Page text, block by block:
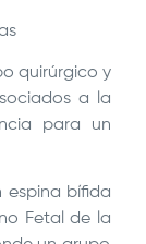
quirúrgico y
a la
para un
espina bífida
Fetal de la